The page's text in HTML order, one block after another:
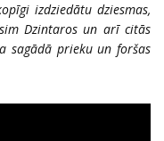
izdziedātu dziesmas,
Dzintaros un arī citās
sagādā prieku un foršas